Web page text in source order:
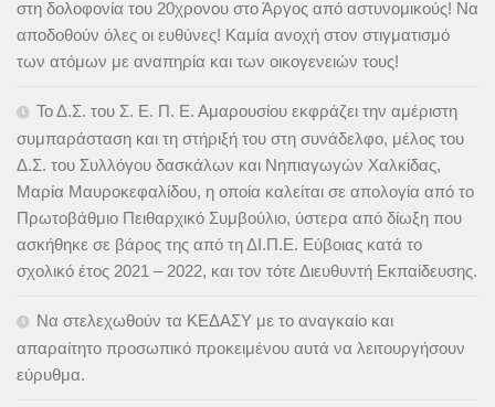
στη δολοφονία του 20χρονου στο Άργος από αστυνομικούς! Να
αποδοθούν όλες οι ευθύνες! Καμία ανοχή στον στιγματισμό
των ατόμων με αναπηρία και των οικογενειών τους!
Το Δ.Σ. του Σ. Ε. Π. Ε. Αμαρουσίου εκφράζει την αμέριστη
συμπαράσταση και τη στήριξή του στη συνάδελφο, μέλος του
Δ.Σ. του Συλλόγου δασκάλων και Νηπιαγωγών Χαλκίδας,
Μαρία Μαυροκεφαλίδου, η οποία καλείται σε απολογία από το
Πρωτοβάθμιο Πειθαρχικό Συμβούλιο, ύστερα από δίωξη που
ασκήθηκε σε βάρος της από τη ΔΙ.Π.Ε. Εύβοιας κατά το
σχολικό έτος 2021 – 2022, και τον τότε Διευθυντή Εκπαίδευσης.
Να στελεχωθούν τα ΚΕΔΑΣΥ με το αναγκαίο και
απαραίτητο προσωπικό προκειμένου αυτά να λειτουργήσουν
εύρυθμα.